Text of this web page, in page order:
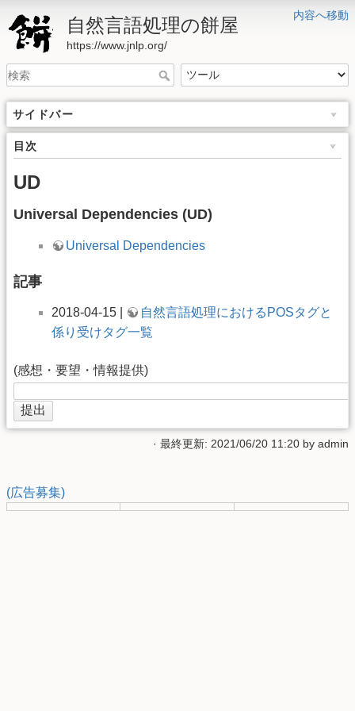
内容へ移動
自然言語処理の餅屋
https://www.jnlp.org/
サイドバー
目次
UD
Universal Dependencies (UD)
Universal Dependencies
記事
2018-04-15 |
自然言語処理におけるPOSタグと
係り受けタグ一覧
(感想・要望・情報提供)
· 最終更新: 2021/06/20 11:20 by admin
(広告募集)